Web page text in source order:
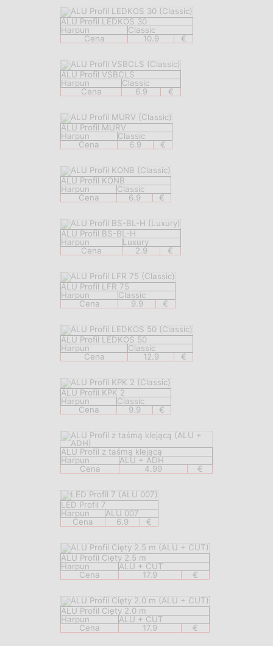
ALU Profil LEDKOS 30
Harpun
Classic
Cena
10.9 €
ALU Profil VSBCLS
Harpun
Classic
Cena
6.9 €
ALU Profil MURV
Harpun
Classic
Cena
6.9 €
ALU Profil KONB
Harpun
Classic
Cena
6.9 €
ALU Profil BS-BL-H
Harpun
Luxury
Cena
2.9 €
ALU Profil LFR 75
Harpun
Classic
Cena
9.9 €
ALU Profil LEDKOS 50
Harpun
Classic
Cena
12.9 €
ALU Profil KPK 2
Harpun
Classic
Cena
9.9 €
ALU Profil z taśmą klejącą
Harpun
ALU + ADH
Cena
4.99 €
LED Profil 7
Harpun
ALU 007
Cena
6.9 €
ALU Profil Cięty 2.5 m
Harpun
ALU + CUT
Cena
17.9 €
ALU Profil Cięty 2.0 m
Harpun
ALU + CUT
Cena
17.9 €